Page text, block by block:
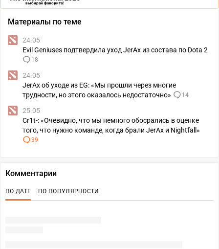
выбирай фаворита!
Материалы по теме
24.05
Evil Geniuses подтвердила уход JerAx из состава по Dota 2
18
24.05
JerAx об уходе из EG: «Мы прошли через многие
трудности, но этого оказалось недостаточно»
14
25.05
Cr1t-: «Очевидно, что мы немного обосрались в оценке
того, что нужно команде, когда брали JerAx и Nightfall»
39
Комментарии
ПО ДАТЕ ПО ПОПУЛЯРНОСТИ